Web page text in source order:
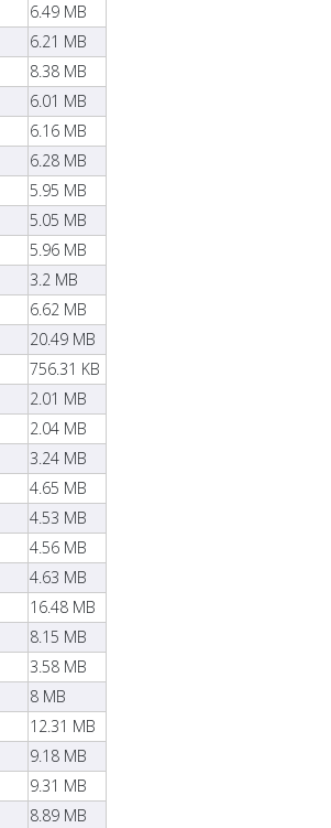
6.49 MB
6.21 MB
8.38 MB
6.01 MB
6.16 MB
6.28 MB
5.95 MB
5.05 MB
5.96 MB
3.2 MB
6.62 MB
20.49 MB
756.31 KB
2.01 MB
2.04 MB
3.24 MB
4.65 MB
4.53 MB
4.56 MB
4.63 MB
16.48 MB
8.15 MB
3.58 MB
8 MB
12.31 MB
9.18 MB
9.31 MB
8.89 MB